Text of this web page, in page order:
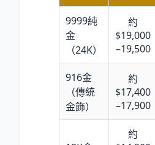
9999純
金
（24K）
約
$19,000
–19,500
916金
（傳統
金飾）
約
$17,400
–17,900
約